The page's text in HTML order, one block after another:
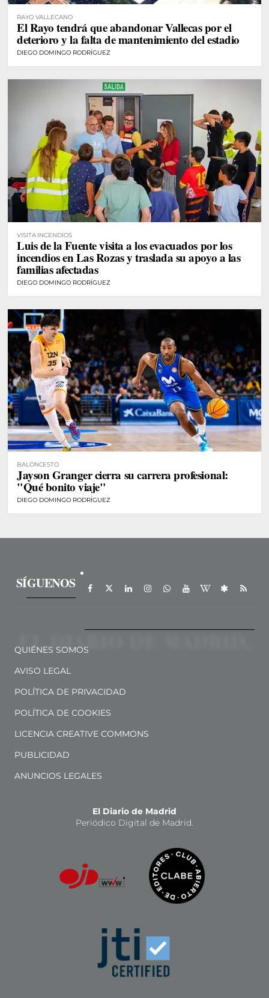
RAYO VALLECANO
El Rayo tendrá que abandonar Vallecas por el
deterioro y la falta de mantenimiento del estadio
DIEGO DOMINGO RODRÍGUEZ
VISITA INCENDIOS
Luis de la Fuente visita a los evacuados por los
incendios en Las Rozas y traslada su apoyo a las
familias afectadas
DIEGO DOMINGO RODRÍGUEZ
BALONCESTO
Jayson Granger cierra su carrera profesional:
"Qué bonito viaje"
DIEGO DOMINGO RODRÍGUEZ
SÍGUENOS
QUIÉNES SOMOS
AVISO LEGAL
POLÍTICA DE PRIVACIDAD
POLÍTICA DE COOKIES
LICENCIA CREATIVE COMMONS
PUBLICIDAD
ANUNCIOS LEGALES
El Diario de Madrid
Periódico Digital de Madrid.